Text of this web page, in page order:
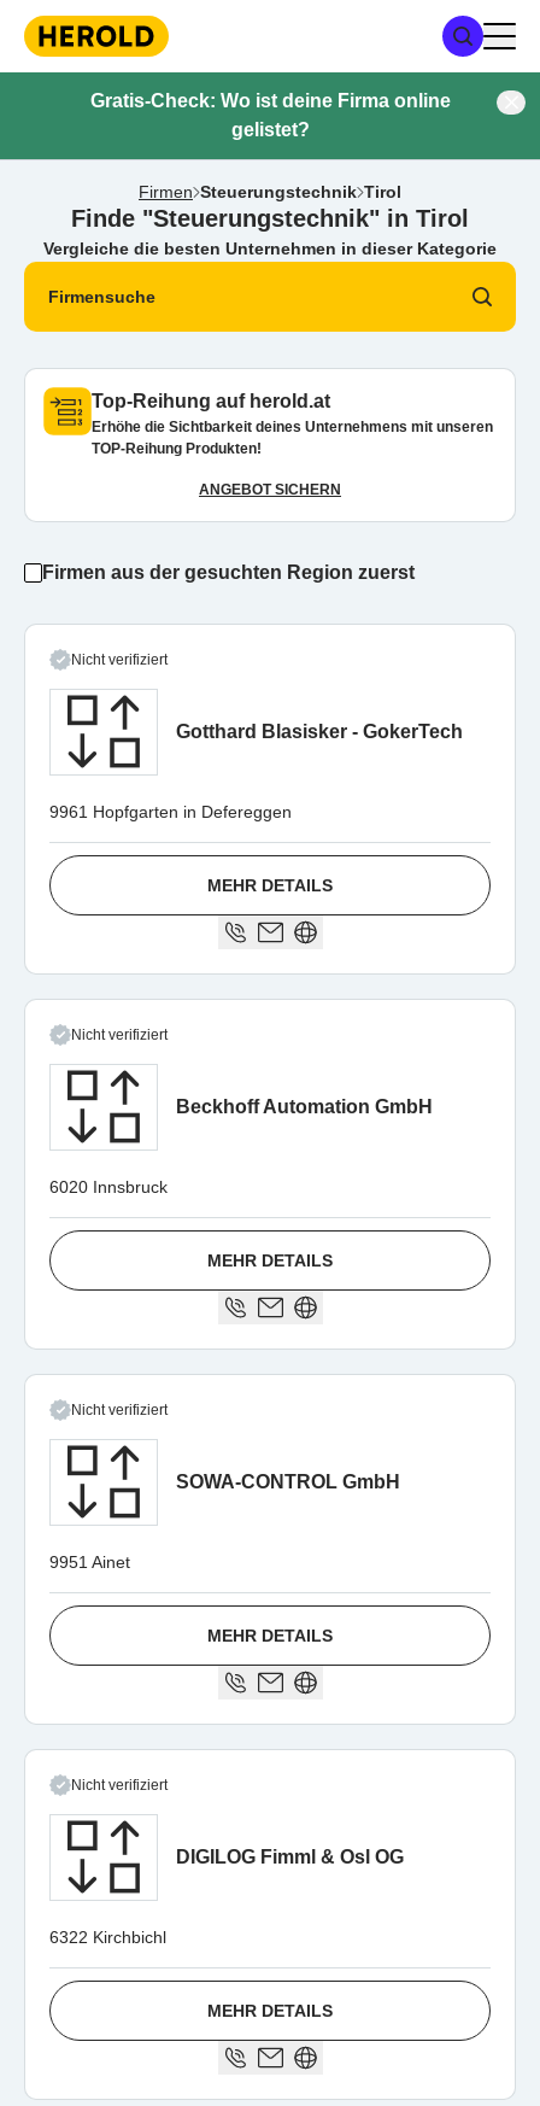
Gratis-Check: Wo ist deine Firma online
gelistet?
Firmen Steuerungstechnik Tirol
Finde "Steuerungstechnik" in Tirol
Vergleiche die besten Unternehmen in dieser Kategorie
Firmensuche
Top-Reihung auf herold.at
Erhöhe die Sichtbarkeit deines Unternehmens mit unseren
TOP-Reihung Produkten!
ANGEBOT SICHERN
Firmen aus der gesuchten Region zuerst
Nicht verifiziert
Gotthard Blasisker - GokerTech
9961 Hopfgarten in Defereggen
MEHR DETAILS
Nicht verifiziert
Beckhoff Automation GmbH
6020 Innsbruck
MEHR DETAILS
Nicht verifiziert
SOWA-CONTROL GmbH
9951 Ainet
MEHR DETAILS
Nicht verifiziert
DIGILOG Fimml & Osl OG
6322 Kirchbichl
MEHR DETAILS